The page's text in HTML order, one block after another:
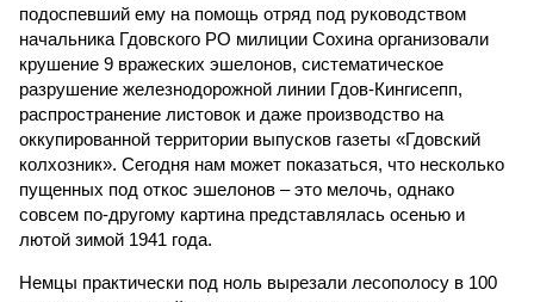
подоспевший ему на помощь отряд под руководством
начальника Гдовского РО милиции Сохина организовали
крушение 9 вражеских эшелонов, систематическое
разрушение железнодорожной линии Гдов-Кингисепп,
распространение листовок и даже производство на
оккупированной территории выпусков газеты «Гдовский
колхозник». Сегодня нам может показаться, что несколько
пущенных под откос эшелонов – это мелочь, однако
совсем по-другому картина представлялась осенью и
лютой зимой 1941 года.
Немцы практически под ноль вырезали лесополосу в 100